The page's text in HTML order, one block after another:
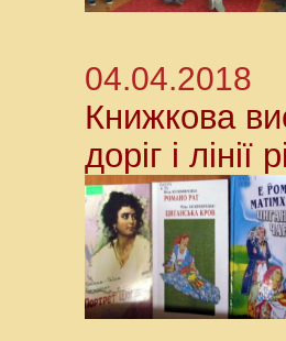
04.04.2018
Книжкова
доріг і лінії